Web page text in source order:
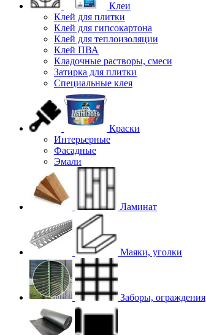
Клеи
Клей для плитки
Клей для гипсокартона
Клей для теплоизоляции
Клей ПВА
Кладочные растворы, смеси
Затирка для плитки
Специальные клея
Краски
Интерьерные
Фасадные
Эмали
Ламинат
Маяки, уголки
Заборы, ограждения